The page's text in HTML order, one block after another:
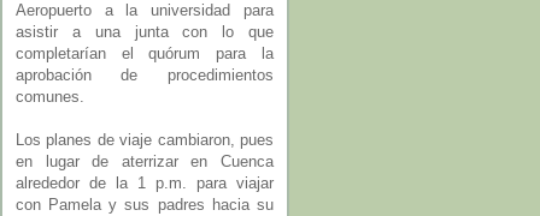
Aeropuerto a la universidad para
asistir a una junta con lo que
completarían el quórum para la
aprobación de procedimientos
comunes.
Los planes de viaje cambiaron, pues
en lugar de aterrizar en Cuenca
alrededor de la 1 p.m. para viajar
con Pamela y sus padres hacia su